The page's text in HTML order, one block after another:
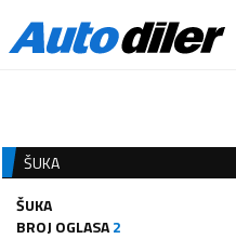
ŠUKA
ŠUKA
BROJ OGLASA2